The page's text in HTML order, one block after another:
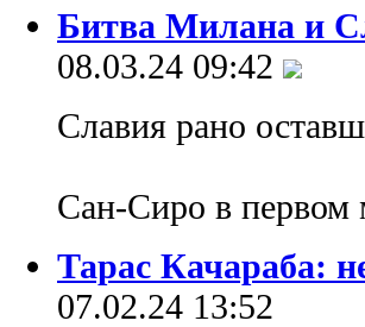
Битва Милана и
08.03.24 09:42
Славия рано
Сан-Сиро в
Тарас Качараба:
07.02.24 13:52